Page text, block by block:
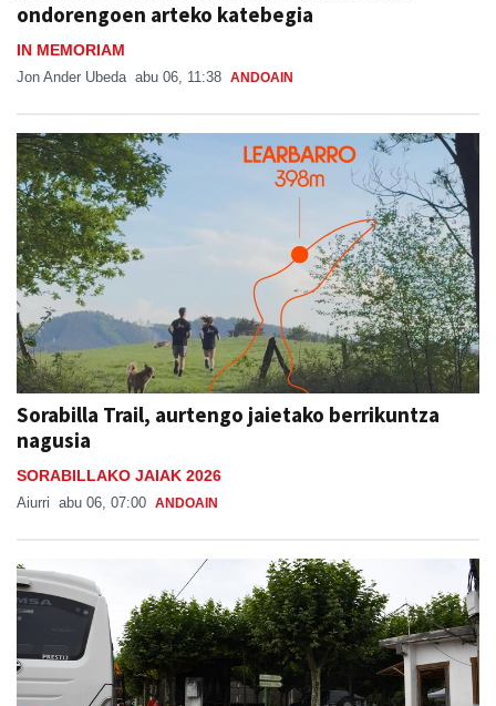
ondorengoen arteko katebegia
IN MEMORIAM
Jon Ander Ubeda abu 06, 11:38 ANDOAIN
Sorabilla Trail, aurtengo jaietako berrikuntza
nagusia
SORABILLAKO JAIAK 2026
Aiurri abu 06, 07:00 ANDOAIN